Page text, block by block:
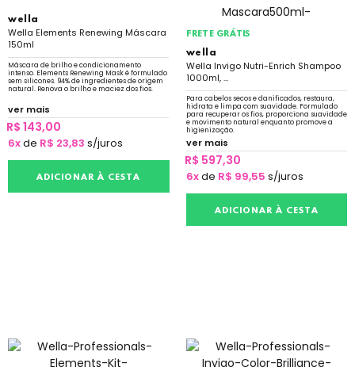
wella
Wella Elements Renewing Máscara
150ml
Máscara de brilho e condicionamento
intenso. Elements Renewing Mask é formulado
sem silicones. 94% de ingredientes de origem
natural. Renova o brilho e maciez dos fios.
ver mais
R$ 143,00
6xde R$ 23,83 s/juros
ADICIONAR À CESTA
FRETE GRÁTIS
wella
Wella Invigo Nutri-Enrich Shampoo
1000ml, ...
Para cabelos secos e danificados, restaura,
hidrata e limpa com suavidade. Formulado
para recuperar os fios, proporciona suavidade
e movimento natural enquanto promove a
higienização.
ver mais
R$ 597,30
6xde R$ 99,55 s/juros
ADICIONAR À CESTA